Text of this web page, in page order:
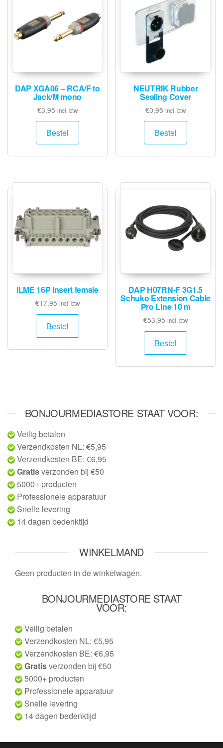
DAP XGA06 – RCA/F to
Jack/M mono
€3,95 incl. btw
Bestel
NEUTRIK Rubber
Sealing Cover
€0,95 incl. btw
Bestel
ILME 16P Insert female
€17,95 incl. btw
Bestel
DAP H07RN-F 3G1.5
Schuko Extension Cable
Pro Line 10 m
€53,95 incl. btw
Bestel
BONJOURMEDIASTORE STAAT VOOR:
Veilig betalen
Verzendkosten NL: €5,95
Verzendkosten BE: €6,95
Gratisverzonden bij €50
5000+ producten
Professionele apparatuur
Snelle levering
14 dagen bedenktijd
WINKELMAND
Geen producten in de winkelwagen.
BONJOURMEDIASTORE STAAT
VOOR:
Veilig betalen
Verzendkosten NL: €5,95
Verzendkosten BE: €6,95
Gratisverzonden bij €50
5000+ producten
Professionele apparatuur
Snelle levering
14 dagen bedenktijd